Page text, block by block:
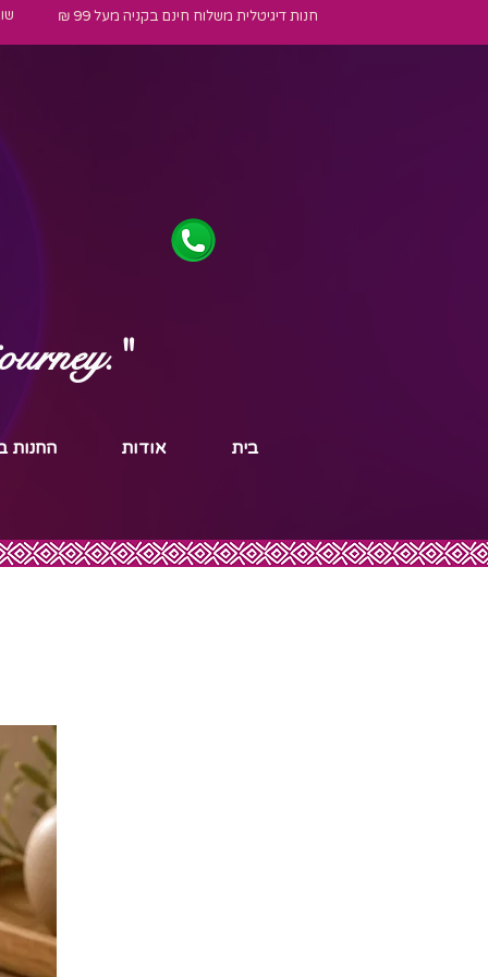
חנות דיגיטלית משלוח חינם בקניה מעל 99 ₪
בית אודות החנות